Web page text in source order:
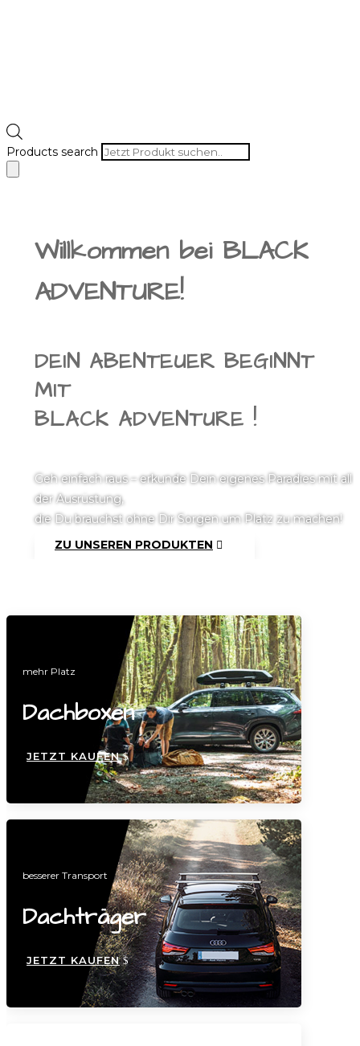
Products search
Willkommen bei BLACK
ADVENTURE!
DEIN ABENTEUER BEGINNT
MIT
BLACK ADVENTURE !
Geh einfach raus – erkunde Dein eigenes Paradies mit all
der Ausrüstung,
die Du brauchst ohne Dir Sorgen um Platz zu machen!
ZU UNSEREN PRODUKTEN
mehr Platz
Dachboxen
JETZT KAUFEN
besserer Transport
Dachträger
JETZT KAUFEN